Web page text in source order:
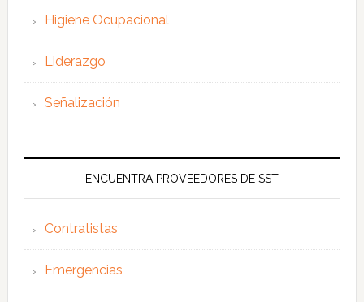
Higiene Ocupacional
Liderazgo
Señalización
ENCUENTRA PROVEEDORES DE SST
Contratistas
Emergencias